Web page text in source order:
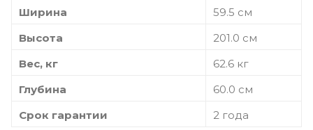
Ширина
59.5 см
Высота
201.0 см
Вес, кг
62.6 кг
Глубина
60.0 cм
Срок гарантии
2 года